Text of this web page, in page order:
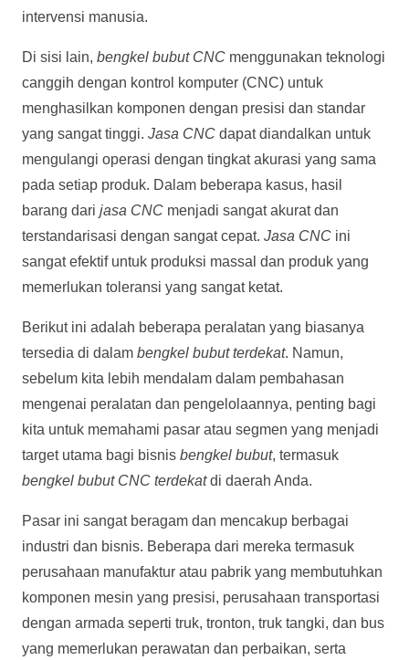
intervensi manusia.
Di sisi lain, bengkel bubut CNC menggunakan teknologi
canggih dengan kontrol komputer (CNC) untuk
menghasilkan komponen dengan presisi dan standar
yang sangat tinggi. Jasa CNC dapat diandalkan untuk
mengulangi operasi dengan tingkat akurasi yang sama
pada setiap produk. Dalam beberapa kasus, hasil
barang dari jasa CNC menjadi sangat akurat dan
terstandarisasi dengan sangat cepat. Jasa CNC ini
sangat efektif untuk produksi massal dan produk yang
memerlukan toleransi yang sangat ketat.
Berikut ini adalah beberapa peralatan yang biasanya
tersedia di dalam bengkel bubut terdekat. Namun,
sebelum kita lebih mendalam dalam pembahasan
mengenai peralatan dan pengelolaannya, penting bagi
kita untuk memahami pasar atau segmen yang menjadi
target utama bagi bisnis bengkel bubut, termasuk
bengkel bubut CNC terdekatdi daerah Anda.
Pasar ini sangat beragam dan mencakup berbagai
industri dan bisnis. Beberapa dari mereka termasuk
perusahaan manufaktur atau pabrik yang membutuhkan
komponen mesin yang presisi, perusahaan transportasi
dengan armada seperti truk, tronton, truk tangki, dan bus
yang memerlukan perawatan dan perbaikan, serta